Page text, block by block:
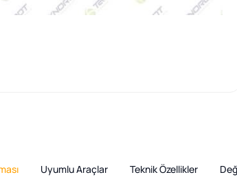
Uyumlu Araçlar Teknik Özellikler